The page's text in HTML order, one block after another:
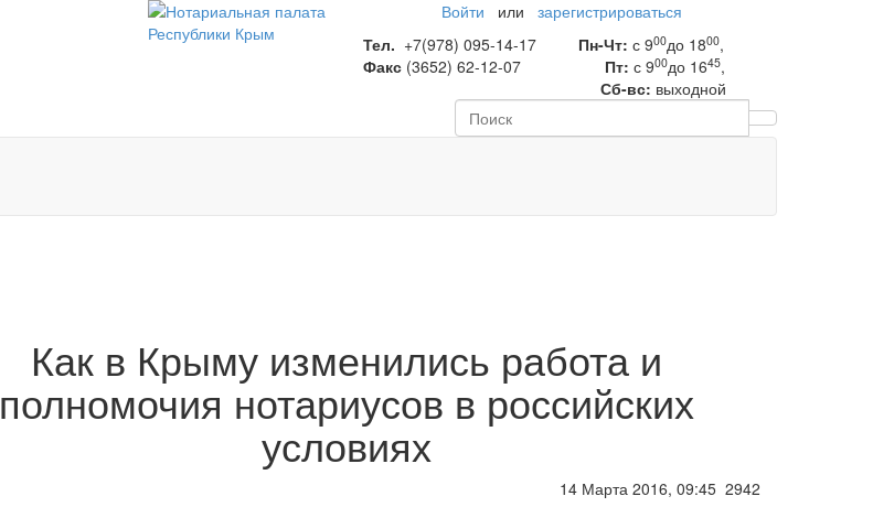
Войти или зарегистрироваться
Тел. +7(978) 095-14-17
Факс (3652) 62-12-07
Пн-Чт: с 900до 1800,
Пт: с 900до 1645,
Сб-вс: выходной
Как в Крыму изменились работа и
полномочия нотариусов в российских
условиях
14 Марта 2016, 09:45 2942